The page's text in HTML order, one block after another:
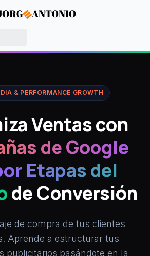
& PERFORMANCE GROWTH
Ventas con
de Google
Etapas del
de Conversión
de compra de tus clientes
Aprende a estructurar tus
publicitarios basándote en la